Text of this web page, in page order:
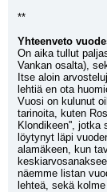
**
Yhteenveto
On aika tullut
Vankan osalta),
Itse aloin
lehtiä en ota
Vuosi on kulunut
tarinoita, kuten
Klondikeen'', jotka
löytynyt läpi
alamäkeen, kun
näemme listan
lehteä, sekä